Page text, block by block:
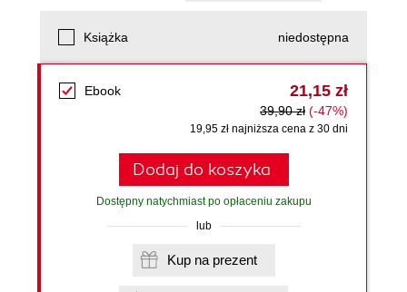
Książka niedostępna
Ebook 21,15 zł
39,90 zł (-47%)
19,95 zł najniższa cena z 30 dni
Dodaj do koszyka
Dostępny natychmiast po opłaceniu zakupu
lub
Kup na prezent